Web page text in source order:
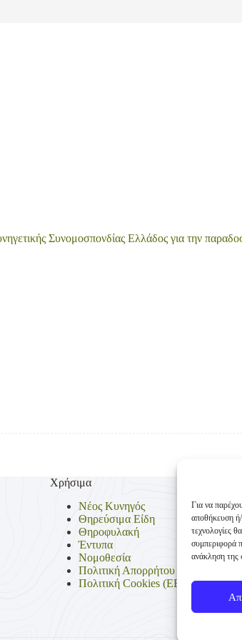
Για να
αποθήκευση
τεχνολογίες
συμπεριφορά
ανάκληση της
Συνομοσπονδίας Ελλάδος για την
Χρήσιμα
Νέος Κυνηγός
Θηρεύσιμα Είδη
Θηροφυλακή
Έντυπα
Νομοθεσία
Πολιτική Απορρήτου
Πολιτική Cookies (ΕΕ)